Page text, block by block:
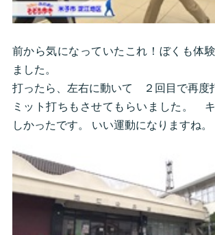
前から気になっていたこれ！ぼくも体
ました。
打ったら、左右に動いて ２回目で再度
ミット打ちもさせてもらいました。
しかったです。 いい運動になりますね。